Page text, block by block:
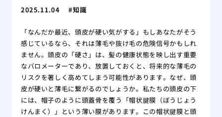
2025.11.04 知識
「なんだか最近、頭皮が硬い気がする」もしあなたがそう
感じているなら、それは薄毛や抜け毛の危険信号かもしれ
ません。頭皮の「硬さ」は、髪の健康状態を映し出す重要
なバロメーターであり、放置しておくと、将来的な薄毛の
リスクを著しく高めてしまう可能性があります。なぜ、頭
皮が硬いと薄毛に繋がるのでしょうか。私たちの頭皮の下
には、帽子のように頭蓋骨を覆う「帽状腱膜（ぼうじょう
けんまく）」という薄い膜があります。この帽状腱膜と頭